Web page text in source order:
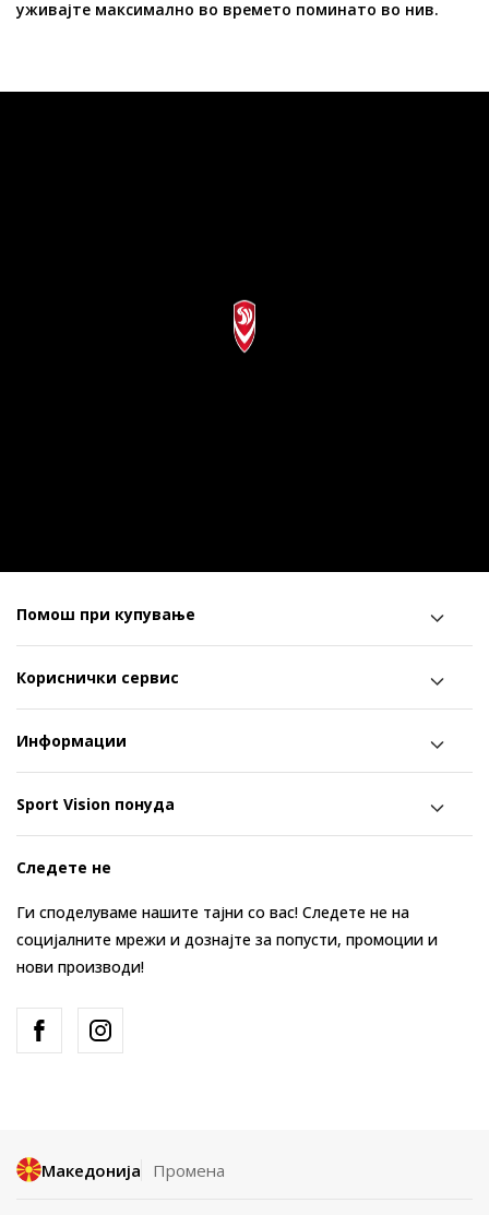
уживајте максимално во времето поминато во нив.
Помош при купување
Кориснички сервис
Информации
Sport Vision понуда
Следете не
Ги споделуваме нашите тајни со вас! Следете не на
социјалните мрежи и дознајте за попусти, промоции и
нови производи!
Македонија Промена